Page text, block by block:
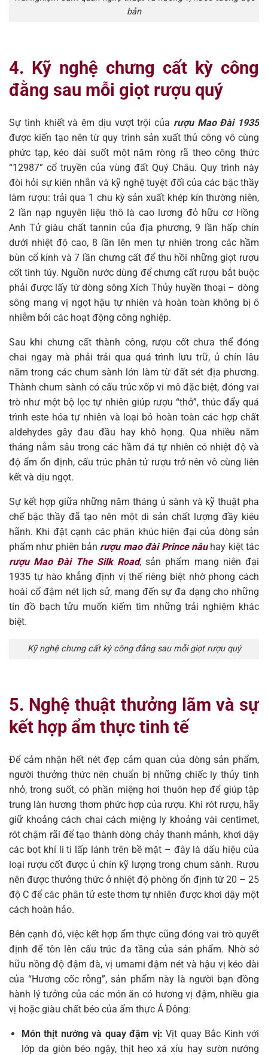
bản
4. Kỹ nghệ chưng cất kỳ công
đằng sau mỗi giọt rượu quý
Sự tinh khiết và êm dịu vượt trội của rượu Mao Đài 1935
được kiến tạo nên từ quy trình sản xuất thủ công vô cùng
phức tạp, kéo dài suốt một năm ròng rã theo công thức
“12987” cổ truyền của vùng đất Quý Châu. Quy trình này
đòi hỏi sự kiên nhẫn và kỹ nghệ tuyệt đối của các bậc thầy
làm rượu: trải qua 1 chu kỳ sản xuất khép kín thường niên,
2 lần nạp nguyên liệu thô là cao lương đỏ hữu cơ Hồng
Anh Tử giàu chất tannin của địa phương, 9 lần hấp chín
dưới nhiệt độ cao, 8 lần lên men tự nhiên trong các hầm
bùn cổ kính và 7 lần chưng cất để thu hồi những giọt rượu
cốt tinh túy. Nguồn nước dùng để chưng cất rượu bắt buộc
phải được lấy từ dòng sông Xích Thủy huyền thoại – dòng
sông mang vị ngọt hậu tự nhiên và hoàn toàn không bị ô
nhiễm bởi các hoạt động công nghiệp.
Sau khi chưng cất thành công, rượu cốt chưa thể đóng
chai ngay mà phải trải qua quá trình lưu trữ, ủ chín lâu
năm trong các chum sành lớn làm từ đất sét địa phương.
Thành chum sành có cấu trúc xốp vi mô đặc biệt, đóng vai
trò như một bộ lọc tự nhiên giúp rượu “thở”, thúc đẩy quá
trình este hóa tự nhiên và loại bỏ hoàn toàn các hợp chất
aldehydes gây đau đầu hay khô họng. Qua nhiều năm
tháng nằm sâu trong các hầm đá tự nhiên có nhiệt độ và
độ ẩm ổn định, cấu trúc phân tử rượu trở nên vô cùng liên
kết và dịu ngọt.
Sự kết hợp giữa những năm tháng ủ sành và kỹ thuật pha
chế bậc thầy đã tạo nên một di sản chất lượng đầy kiêu
hãnh. Khi đặt cạnh các phân khúc hiện đại của dòng sản
phẩm như phiên bản rượu mao đài Prince nâuhay kiệt tác
rượu Mao Đài The Silk Road, sản phẩm mang niên đại
1935 tự hào khẳng định vị thế riêng biệt nhờ phong cách
hoài cổ đậm nét lịch sử, mang đến sự đa dạng cho những
tín đồ bạch tửu muốn kiếm tìm những trải nghiệm khác
biệt.
Kỹ nghệ chưng cất kỳ công đằng sau mỗi giọt rượu quý
5. Nghệ thuật thưởng lãm và sự
kết hợp ẩm thực tinh tế
Để cảm nhận hết nét đẹp cảm quan của dòng sản phẩm,
người thưởng thức nên chuẩn bị những chiếc ly thủy tinh
nhỏ, trong suốt, có phần miệng hơi thuôn hẹp để giúp tập
trung làn hương thơm phức hợp của rượu. Khi rót rượu, hãy
giữ khoảng cách chai cách miệng ly khoảng vài centimet,
rót chậm rãi để tạo thành dòng chảy thanh mảnh, khơi dậy
các bọt khí li ti lấp lánh trên bề mặt – đây là dấu hiệu của
loại rượu cốt được ủ chín kỹ lượng trong chum sành. Rượu
nên được thưởng thức ở nhiệt độ phòng ổn định từ 20 – 25
độ C để các phân tử este thơm tự nhiên được khơi dậy một
cách hoàn hảo.
Bên cạnh đó, việc kết hợp ẩm thực cũng đóng vai trò quyết
định để tôn lên cấu trúc đa tầng của sản phẩm. Nhờ sở
hữu nồng độ đậm đà, vị umami đậm nét và hậu vị kéo dài
của “Hương cốc rỗng”, sản phẩm này là người bạn đồng
hành lý tưởng của các món ăn có hương vị đậm, nhiều gia
vị hoặc giàu chất béo của ẩm thực Á Đông:
Món thịt nướng và quay đậm vị: Vịt quay Bắc Kinh với
lớp da giòn béo ngậy, thịt heo xá xíu hay sườn nướng